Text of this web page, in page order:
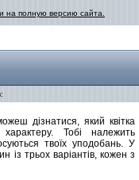
на полную версию сайта.
дізнатися, який квітка
Тобі належить
твоїх уподобань. У
із трьох варіантів, кожен з